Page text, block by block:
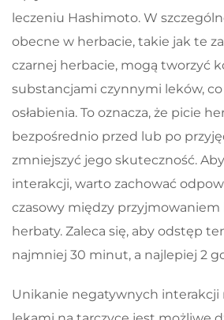
leczeniu Hashimoto. W
obecne w herbacie, takie jak te
czarnej herbacie, mogą tworzyć
substancjami czynnymi leków,
osłabienia. To oznacza, że picie
bezpośrednio przed lub po
zmniejszyć jego skuteczność.
interakcji, warto zachować
czasowy między przyjmowaniem
herbaty. Zaleca się, aby odstęp
najmniej 30 minut, a najlepiej 2
Unikanie negatywnych interakcji